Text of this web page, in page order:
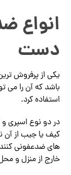
انواع
دست
یکی از پرفروش
باشد که آن را می
استفاده کرد.
در دو نوع اسپری
کیف یا جیب از آن
های ضدعفونی
خارج از منزل و